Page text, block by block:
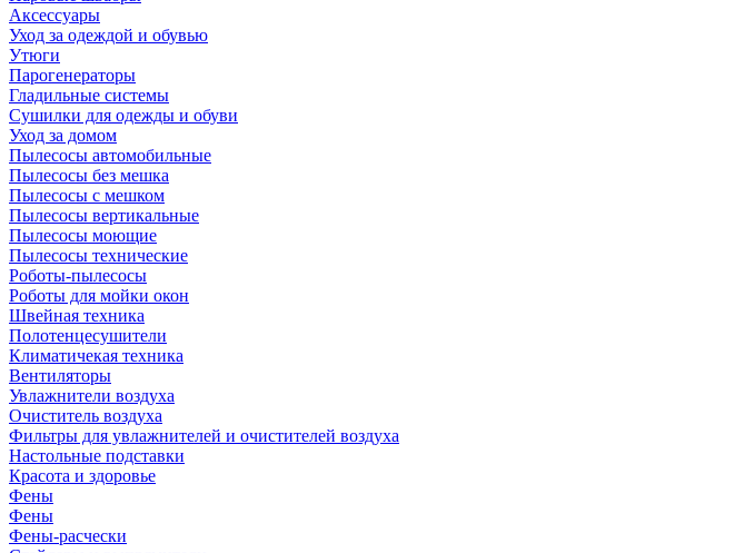
Аксессуары
Уход за одеждой и обувью
Утюги
Парогенераторы
Гладильные системы
Сушилки для одежды и обуви
Уход за домом
Пылесосы автомобильные
Пылесосы без мешка
Пылесосы с мешком
Пылесосы вертикальные
Пылесосы моющие
Пылесосы технические
Роботы-пылесосы
Роботы для мойки окон
Швейная техника
Полотенцесушители
Климатичекая техника
Вентиляторы
Увлажнители воздуха
Очиститель воздуха
Фильтры для увлажнителей и очистителей воздуха
Настольные подставки
Красота и здоровье
Фены
Фены
Фены-расчески